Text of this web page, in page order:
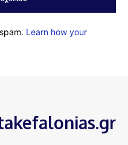
Learn how your